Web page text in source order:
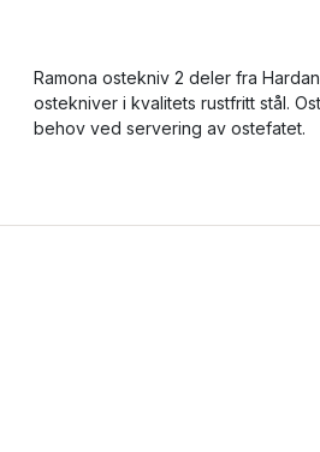
Ramona ostekniv 2 deler fra
ostekniver i kvalitets rustfritt stål.
behov ved servering av ostefatet.